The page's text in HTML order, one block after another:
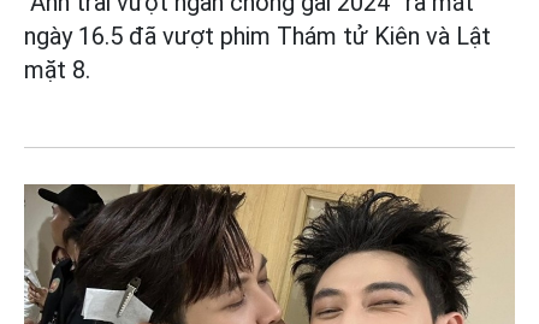
ngày 16.5 đã vượt phim Thám tử Kiên và Lật
mặt 8.